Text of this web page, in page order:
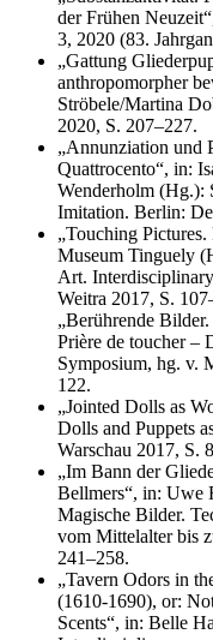
der Frühen
3, 2020 (83.
„Gattung
anthropomorpher
Ströbele/Martina
2020, S. 207–227.
„Annunziation und
Quattrocento“, in:
Wenderholm (Hg.):
Imitation. Berlin:
„Touching
Museum Tinguely
Art.
Weitra 2017, S.
„Berührende
Prière de toucher –
Symposium, hg. v.
122.
„Jointed Dolls as
Dolls and Puppets
Warschau 2017, S.
„Im Bann der
Bellmers“, in: Uwe
Magische Bilder.
vom Mittelalter bis
241–258.
„Tavern Odors in
(1610-1690), or:
Scents“, in: Belle